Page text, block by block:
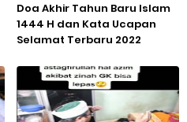
Doa Akhir Tahun Baru Islam
1444 H dan Kata Ucapan
Selamat Terbaru 2022